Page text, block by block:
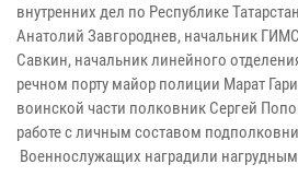
внутренних дел по Республике
Анатолий Завгороднев, начальник
Савкин, начальник линейного
речном порту майор полиции Марат
воинской части полковник Сергей
работе с личным составом
Военнослужащих наградили